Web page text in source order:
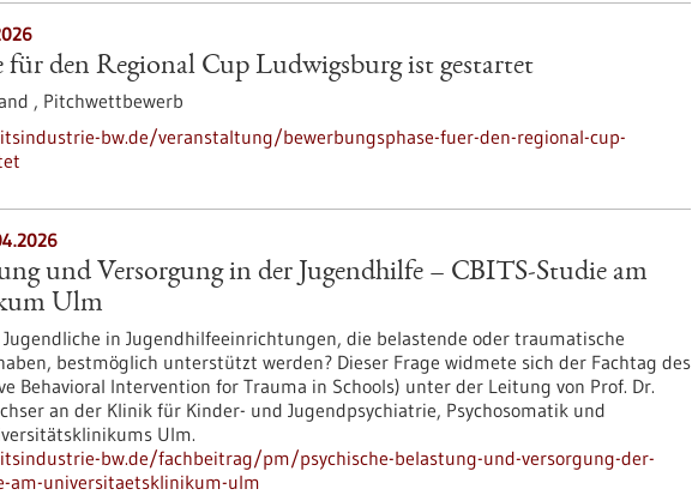
für den Regional Cup Ludwigsburg ist gestartet
, Pitchwettbewerb
bw.de/veranstaltung/bewerbungsphase-fuer-den-regional-cup-
und Versorgung in der Jugendhilfe – CBITS-​Studie am
Ulm
in Jugendhilfeeinrichtungen, die belastende oder traumatische
bestmöglich unterstützt werden? Dieser Frage widmete sich der Fachtag des
Behavioral Intervention for Trauma in Schools) unter der Leitung von Prof. Dr.
an der Klinik für Kinder-​ und Jugendpsychiatrie, Psychosomatik und
Ulm.
bw.de/fachbeitrag/pm/psychische-belastung-und-versorgung-der-
am-universitaetsklinikum-ulm